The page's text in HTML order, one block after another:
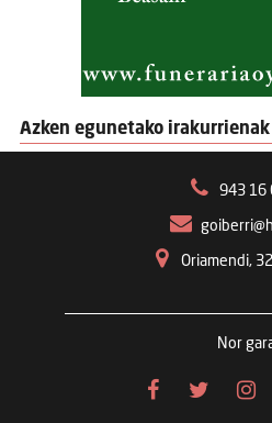
Azken egunetako irakurrienak
943 16
Oriamendi,
Nor